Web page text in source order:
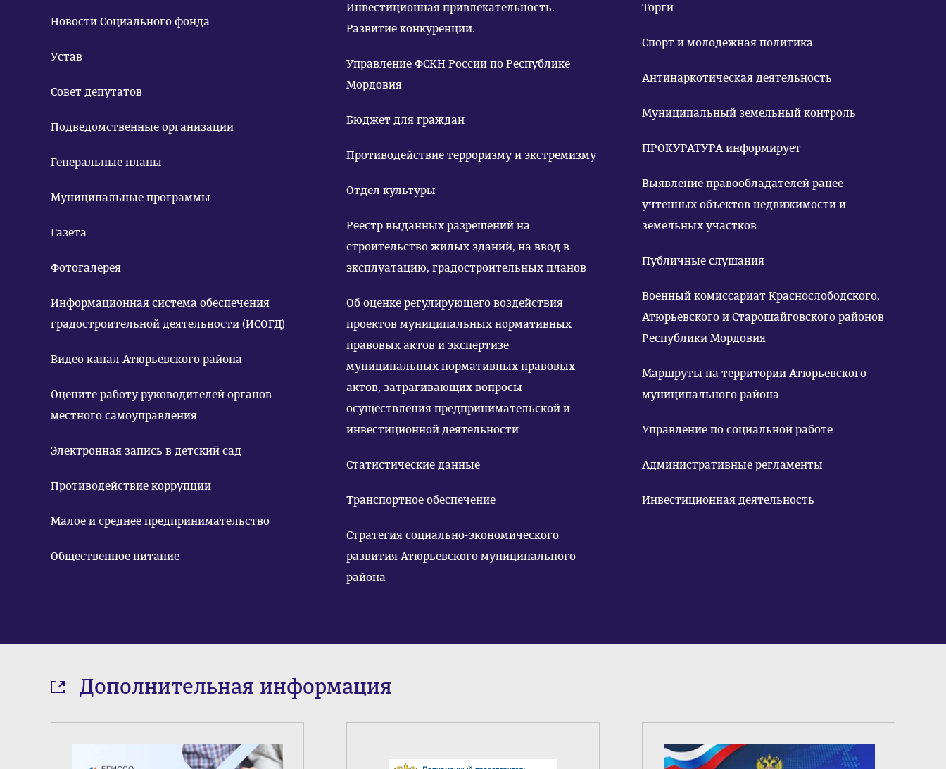
Новости Социального фонда
Устав
Совет депутатов
Подведомственные организации
Генеральные планы
Муниципальные программы
Газета
Фотогалерея
Информационная система обеспечения
градостроительной деятельности (ИСОГД)
Видео канал Атюрьевского района
Оцените работу руководителей органов
местного самоуправления
Электронная запись в детский сад
Противодействие коррупции
Малое и среднее предпринимательство
Общественное питание
Инвестиционная привлекательность.
Развитие конкуренции.
Управление ФСКН России по Республике
Мордовия
Бюджет для граждан
Противодействие терроризму и экстремизму
Отдел культуры
Реестр выданных разрешений на
строительство жилых зданий, на ввод в
эксплуатацию, градостроительных планов
Об оценке регулирующего воздействия
проектов муниципальных нормативных
правовых актов и экспертизе
муниципальных нормативных правовых
актов, затрагивающих вопросы
осуществления предпринимательской и
инвестиционной деятельности
Статистические данные
Транспортное обеспечение
Стратегия социально-экономического
развития Атюрьевского муниципального
района
Торги
Спорт и молодежная политика
Антинаркотическая деятельность
Муниципальный земельный контроль
ПРОКУРАТУРА информирует
Выявление правообладателей ранее
учтенных объектов недвижимости и
земельных участков
Публичные слушания
Военный комиссариат Краснослободского,
Атюрьевского и Старошайговского районов
Республики Мордовия
Маршруты на территории Атюрьевского
муниципального района
Управление по социальной работе
Административные регламенты
Инвестиционная деятельность
Дополнительная информация